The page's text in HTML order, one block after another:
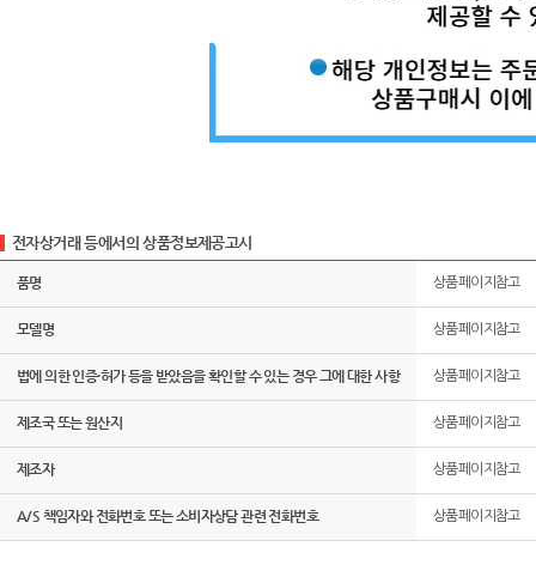
전자상거래 등에서의 상품정보제공고시
품명 상품페이지참고
모델명 상품페이지참고
법에 의한 인증·허가 등을 받았음을 확인할 수 있는 경우 그에 대한 사항 상품페이지참고
제조국 또는 원산지 상품페이지참고
제조자 상품페이지참고
A/S 책임자와 전화번호 또는 소비자상담 관련 전화번호 상품페이지참고